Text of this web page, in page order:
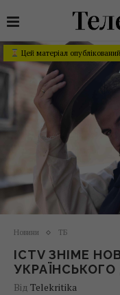
Цей матеріал опублікований
Новини ТБ
ICTV ЗНІМЕ
Від Telekritika